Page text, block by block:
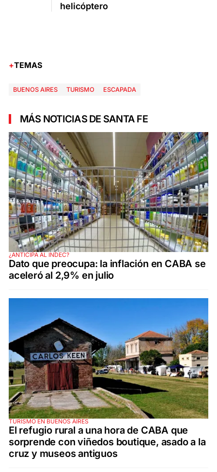
helicóptero
TEMAS
BUENOS AIRES TURISMO ESCAPADA
MÁS NOTICIAS DE SANTA FE
¿ANTICIPA AL INDEC?
Dato que preocupa: la inflación en CABA se
aceleró al 2,9% en julio
TURISMO EN BUENOS AIRES
El refugio rural a una hora de CABA que
sorprende con viñedos boutique, asado a la
cruz y museos antiguos